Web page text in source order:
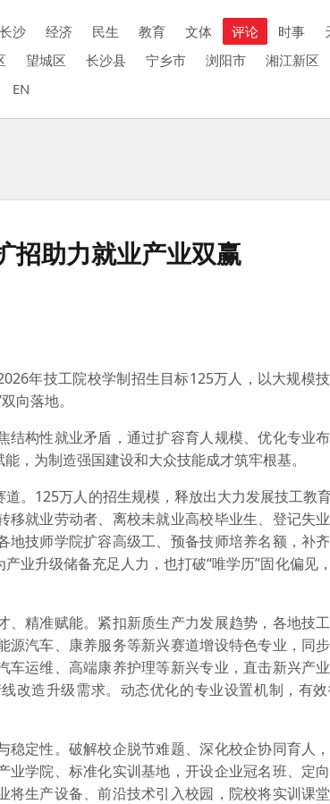
长沙 经济 民生 教育 文体 评论 时事
望城区 长沙县 宁乡市 浏阳市 湘江新区
EN
招助力就业产业双赢
年技工院校学制招生目标125万人，以大规模
向落地。
构性就业矛盾，通过扩容育人规模、优化专业
，为制造强国建设和大众技能成才筑牢根基。
125万人的招生规模，释放出大力发展技工教
就业劳动者、离校未就业高校毕业生、登记失
技师学院扩容高级工、预备技师培养名额，补
业升级储备充足人力，也打破“唯学历”固化偏见
精准赋能。紧扣新质生产力发展趋势，各地技
汽车、康养服务等新兴赛道增设特色专业，同
运维、高端康养护理等新兴专业，直击新兴产
改造升级需求。动态优化的专业设置机制，有
定性。破解校企脱节难题、深化校企协同育人
学院、标准化实训基地，开设企业冠名班、定
生产设备、前沿技术引入校园，院校将实训课